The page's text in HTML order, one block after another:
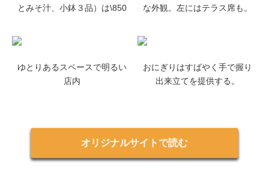
とみそ汁、小鉢３品）は\850
な外観。左にはテラス席も。
ゆとりあるスペースで明るい
店内
おにぎりはすばやく手で握り
出来立てを提供する。
オリジナルサイトで読む